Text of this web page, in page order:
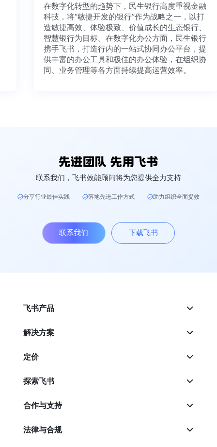
在数字化转型的趋势下，民生银行高度重视金融
科技，将“敏捷开发的银行”作为战略之一，以打
造敏捷高效、体验极致、价值成长的生态银行、
智慧银行为目标。在数字化办公方面，民生银行
携手飞书，打造行内的一站式协同办公平台，提
供丰富的办公工具和极佳的办公体验，在组织协
同、业务管理等各方面持续提高运营效率。
联系我们，飞书效能顾问将为您提供全力支持
分享行业最佳实践 落地先进工作方式 助力组织全面提效
联系我们 下载飞书
飞书产品
解决方案
定价
探索飞书
合作与支持
法律与合规